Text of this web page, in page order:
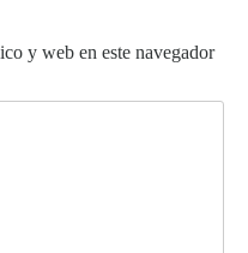
y web en este navegador